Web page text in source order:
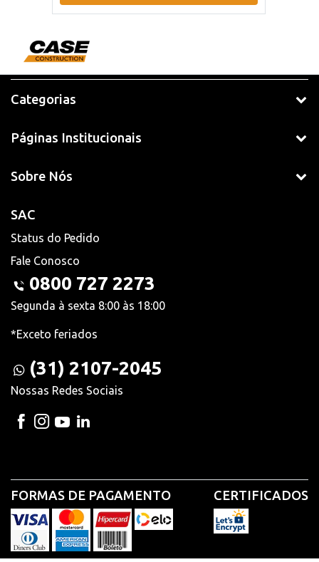
Categorias
Páginas Institucionais
Sobre Nós
SAC
Status do Pedido
Fale Conosco
0800 727 2273
Segunda à sexta 8:00 às 18:00
*Exceto feriados
(31) 2107-2045
Nossas Redes Sociais
FORMAS DE PAGAMENTO CERTIFICADOS